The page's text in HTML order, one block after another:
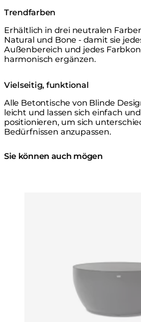
Trendfarben
Erhältlich in drei neutralen
Natural und Bone - damit sie
Außenbereich und jedes
harmonisch ergänzen.
Vielseitig, funktional
Alle Betontische von Blinde
leicht und lassen sich einfach
positionieren, um sich
Bedürfnissen anzupassen.
Sie können auch mögen